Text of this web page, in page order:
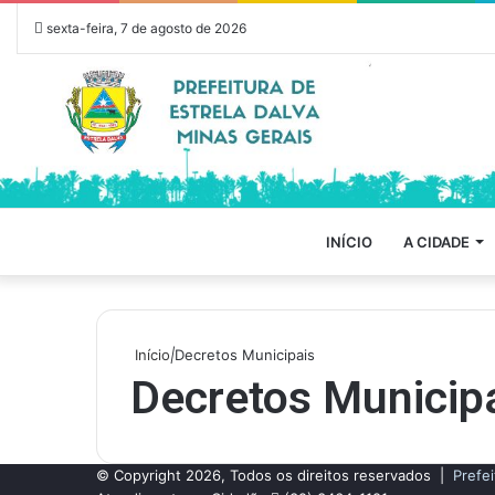
sexta-feira, 7 de agosto de 2026
INÍCIO A CIDADE
Início|Decretos Municipais
Decretos
© Copyright 2026, Todos os direitos reservados |